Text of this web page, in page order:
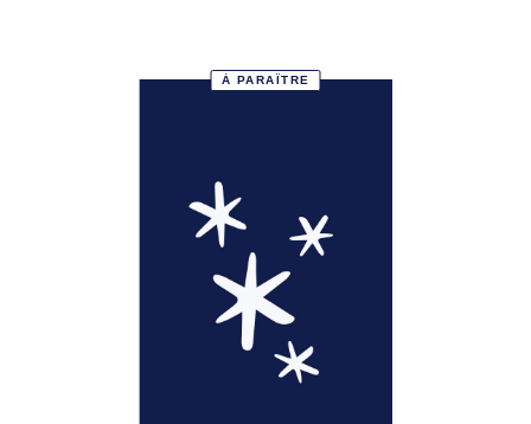
À PARAÎTRE